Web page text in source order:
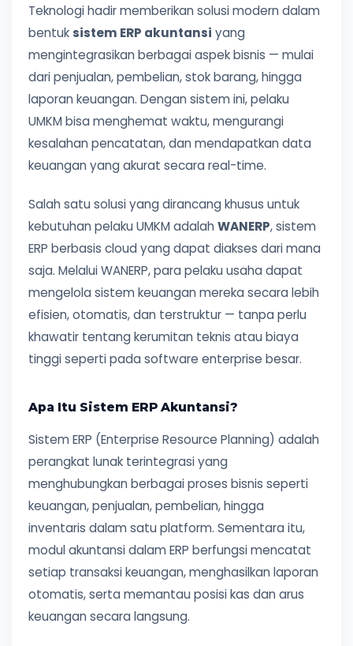
Teknologi hadir memberikan solusi modern dalam
bentuk sistem ERP akuntansi yang
mengintegrasikan berbagai aspek bisnis — mulai
dari penjualan, pembelian, stok barang, hingga
laporan keuangan. Dengan sistem ini, pelaku
UMKM bisa menghemat waktu, mengurangi
kesalahan pencatatan, dan mendapatkan data
keuangan yang akurat secara real-time.
Salah satu solusi yang dirancang khusus untuk
kebutuhan pelaku UMKM adalahWANERP, sistem
ERP berbasis cloud yang dapat diakses dari mana
saja. Melalui WANERP, para pelaku usaha dapat
mengelola sistem keuangan mereka secara lebih
efisien, otomatis, dan terstruktur — tanpa perlu
khawatir tentang kerumitan teknis atau biaya
tinggi seperti pada software enterprise besar.
Apa Itu Sistem ERP Akuntansi?
Sistem ERP (Enterprise Resource Planning) adalah
perangkat lunak terintegrasi yang
menghubungkan berbagai proses bisnis seperti
keuangan, penjualan, pembelian, hingga
inventaris dalam satu platform. Sementara itu,
modul akuntansi dalam ERP berfungsi mencatat
setiap transaksi keuangan, menghasilkan laporan
otomatis, serta memantau posisi kas dan arus
keuangan secara langsung.